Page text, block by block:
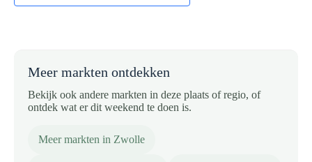
Meer markten ontdekken
Bekijk ook andere markten in deze plaats of regio, of
ontdek wat er dit weekend te doen is.
Meer markten in Zwolle